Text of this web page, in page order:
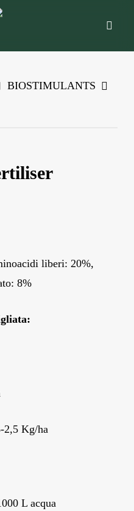
BIOSTIMULANTS
liberi: 20%,
8%
:
2,5 Kg/ha
L acqua